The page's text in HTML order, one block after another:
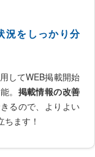
況をしっかり分
してWEB掲載開始
。 掲載情報の改善
るので、よりよい
ます！